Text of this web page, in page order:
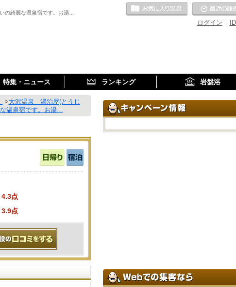
の綺麗な温泉宿です。お湯…
ログイン
お気に入りの温
特集・ニュース ランキング 岩盤浴
>大沢温泉 湯治屋(とうじ
温泉宿です。お湯…
4.3点
3.9点